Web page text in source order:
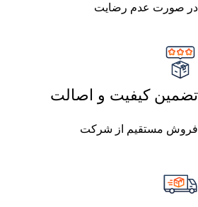
در صورت عدم رضایت
تضمین کیفیت و اصالت
فروش مستقیم از شرکت